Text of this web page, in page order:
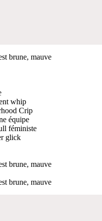
brune, mauve
whip
Crip
équipe
féministe
glick
brune, mauve
brune, mauve